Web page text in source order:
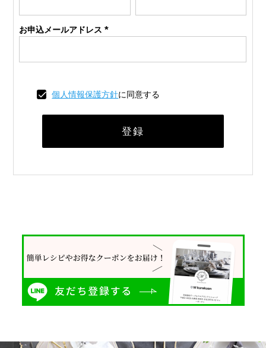
お申込メールアドレス
個人情報保護方針に同意する
登録